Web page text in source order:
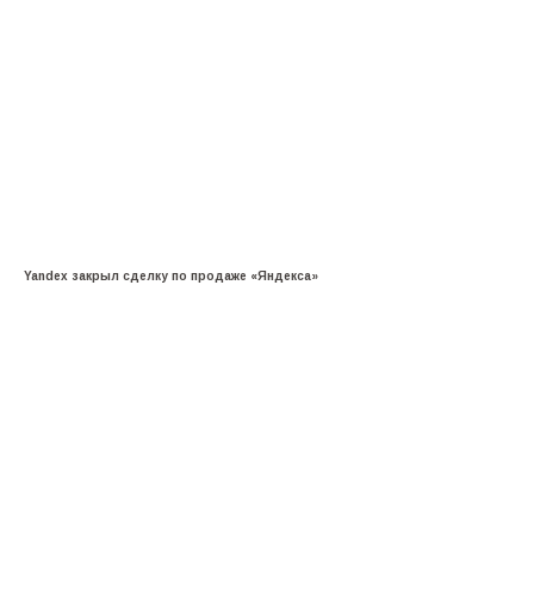
Yandex закрыл сделку по продаже «Яндекса»